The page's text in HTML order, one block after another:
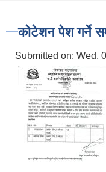
कोटेशन पेश गर्ने
Submitted on: Wed,